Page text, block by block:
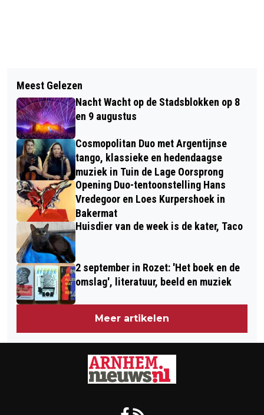
RASTER SCHAAPSKOOI RHEDEN
MOET SCHAPEN BESCHERMEN TEGEN
WOLVEN
CROSSFIT NOGRAVITY NORTH OPENT
IN KLARENDALSE KERK
Meest Gelezen
Nacht Wacht op de Stadsblokken op 8
en 9 augustus
Cosmopolitan Duo met Argentijnse
tango, klassieke en hedendaagse
muziek in Tuin de Lage Oorsprong
Opening Duo-tentoonstelling Hans
Vredegoor en Loes Kurpershoek in
Bakermat
Huisdier van de week is de kater, Taco
2 september in Rozet: 'Het boek en de
omslag', literatuur, beeld en muziek
Meer artikelen